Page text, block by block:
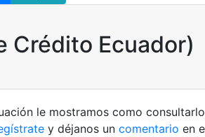
Crédito Ecuador)
le mostramos como
y déjanos un comentario en